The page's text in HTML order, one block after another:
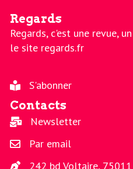
Regards
Regards, c'est une revue,
le site regards.fr
S'abonner
Contacts
Newsletter
Par email
242 bd Voltaire,